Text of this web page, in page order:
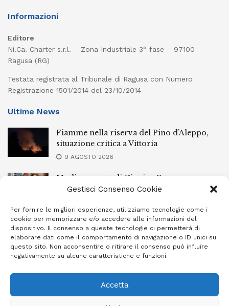
Gestisci Consenso Cookie
Per fornire le migliori esperienze, utilizziamo tecnologie come i
cookie per memorizzare e/o accedere alle informazioni del
dispositivo. Il consenso a queste tecnologie ci permetterà di
elaborare dati come il comportamento di navigazione o ID unici su
questo sito. Non acconsentire o ritirare il consenso può influire
negativamente su alcune caratteristiche e funzioni.
Accetta
Informazioni
Editore
Ni.Ca. Charter s.r.l. – Zona Industriale 3° fase – 97100
Ragusa (RG)
Testata registrata al Tribunale di Ragusa con Numero
Registrazione 1501/2014 del 23/10/2014
Ultime News
Fiamme nella riserva del Pino d’Aleppo,
situazione critica a Vittoria
9 AGOSTO 2026
Modica, morte di Gingina Bergamasco:
depositate le perizie
Vittoria, aggrediscono e rapinano un
22enne: arrestati quattro pregiudicati
9 AGOSTO 2026